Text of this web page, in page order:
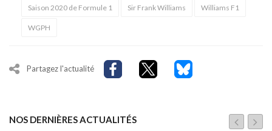
Saison 2020 de Formule 1 Sir Frank Williams Williams F1
WGPH
Partagez l'actualité
NOS DERNIÈRES ACTUALITÉS